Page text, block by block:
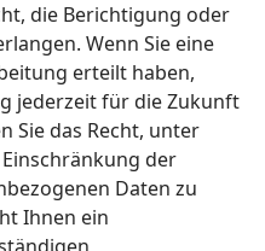
die Berichtigung oder
Wenn Sie eine
erteilt haben,
jederzeit für die Zukunft
Sie das Recht, unter
der
Daten zu
Ihnen ein